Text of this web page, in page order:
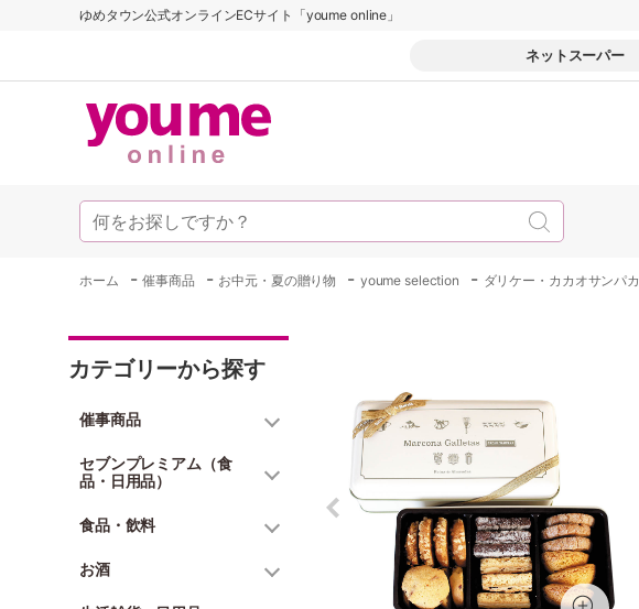
ゆめタウン公式オンラインECサイト「youme online」
ネットスーパー
ホーム -催事商品 - お中元・夏の贈り物 - youme selection - ダリケー・カカオサンパカ
カテゴリーから探す
催事商品
セブンプレミアム（食
品・日用品）
食品・飲料
お酒